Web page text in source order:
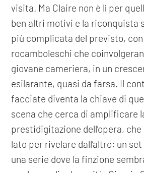
visita. Ma Claire non è lì per
ben altri motivi e la riconquista
più complicata del previsto,
rocamboleschi che
giovane cameriera, in un
esilarante, quasi da farsa. Il
facciate diventa la chiave di
scena che cerca di amplificare
prestidigitazione dell’opera, che
lato per rivelare dall’altro: un
una serie dove la finzione